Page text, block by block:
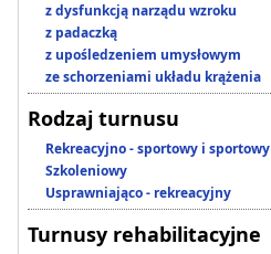
z dysfunkcją narządu wzroku
z padaczką
z upośledzeniem umysłowym
ze schorzeniami układu krążenia
Rodzaj turnusu
Rekreacyjno - sportowy i sportowy
Szkoleniowy
Usprawniająco - rekreacyjny
Turnusy rehabilitacyjne